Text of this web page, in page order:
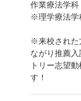
作業療法学
※理学療法学
※来校された
ながり推薦
トリー志望
す！